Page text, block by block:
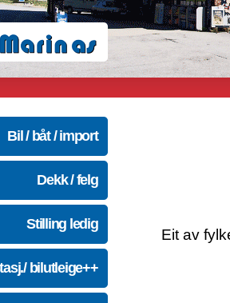
Bil / båt / import
Dekk / felg
Stilling ledig
bilutleige++
Eit av